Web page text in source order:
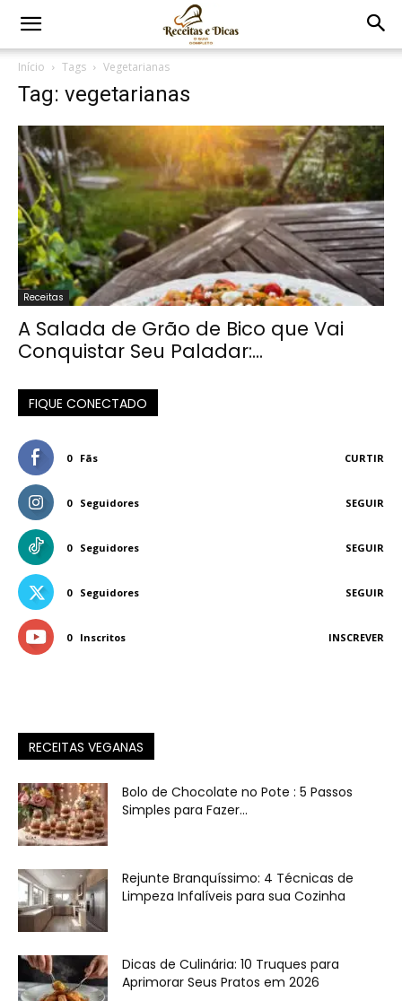
Início Tags Vegetarianas
Tag: vegetarianas
Receitas
A Salada de Grão de Bico que Vai
Conquistar Seu Paladar:...
FIQUE CONECTADO
0 Fãs CURTIR
0 Seguidores SEGUIR
0 Seguidores SEGUIR
0 Seguidores SEGUIR
0 Inscritos INSCREVER
RECEITAS VEGANAS
Bolo de Chocolate no Pote : 5 Passos
Simples para Fazer...
Rejunte Branquíssimo: 4 Técnicas de
Limpeza Infalíveis para sua Cozinha
Dicas de Culinária: 10 Truques para
Aprimorar Seus Pratos em 2026